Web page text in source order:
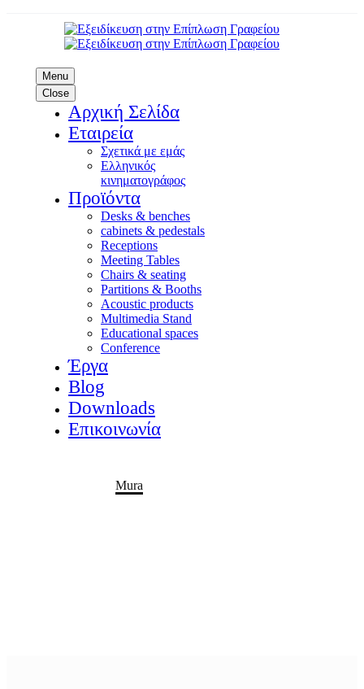
Menu
Close
Αρχική Σελίδα
Εταιρεία
Σχετικά με εμάς
Ελληνικός
κινηματογράφος
Προϊόντα
Desks & benches
cabinets & pedestals
Receptions
Meeting Tables
Chairs & seating
Partitions & Booths
Acoustic products
Multimedia Stand
Educational spaces
Conference
Έργα
Blog
Downloads
Επικοινωνία
Mura